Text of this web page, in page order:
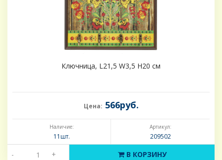
Ключница, L21,5 W3,5 H20 см
Цена: 566руб.
Наличие:
11шт.
Артикул:
209502
- + В КОРЗИНУ